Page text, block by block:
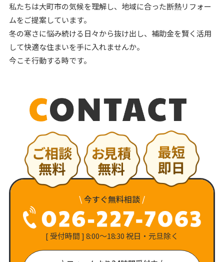
私たちは大町市の気候を理解し、地域に合った断熱リフォー
ムをご提案しています。
冬の寒さに悩み続ける日々から抜け出し、補助金を賢く活用
して快適な住まいを手に入れませんか。
今こそ行動する時です。
\ 今すぐ無料相談 /
[ 受付時間 ] 8:00〜18:30 祝日・元旦除く